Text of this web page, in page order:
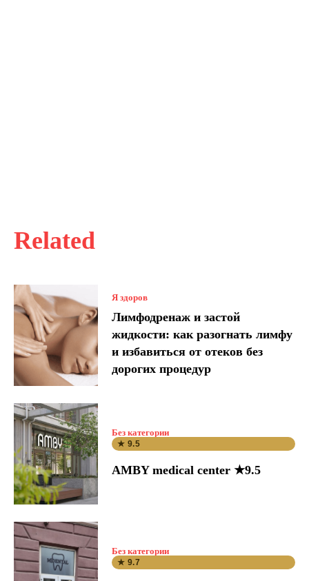
Related
Я здоров
Лимфодренаж и застой
жидкости: как разогнать лимфу
и избавиться от отеков без
дорогих процедур
Без категории
★ 9.5
AMBY medical center ★9.5
Без категории
★ 9.7